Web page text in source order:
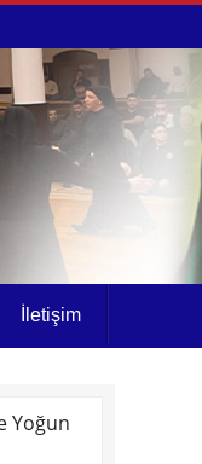
İletişim
Yoğun